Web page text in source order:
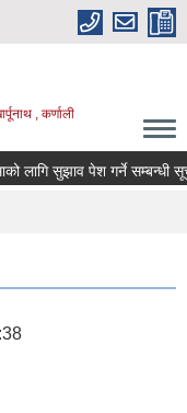
, कर्णाली
लागि सुझाव पेश गर्ने सम्बन्धी